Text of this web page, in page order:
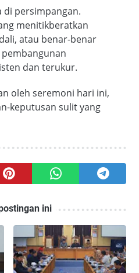
di persimpangan.
menitikberatkan
atau benar-benar
dan terukur.
oleh seremoni hari ini,
keputusan sulit yang
ini